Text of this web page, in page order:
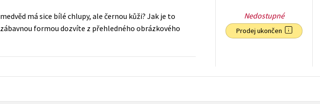
Young adult (SK)
má sice bílé chlupy, ale černou kůži? Jak je to
formou dozvíte z přehledného obrázkového
Nedostupné
Prodej ukončen